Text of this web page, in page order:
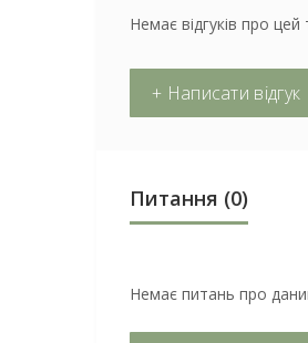
Немає відгуків про цей
+ Написати відгук
Питання (0)
Немає питань про